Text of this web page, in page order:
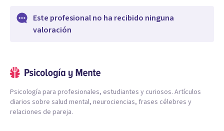
Este profesional no ha recibido ninguna
valoración
Psicología para profesionales, estudiantes y curiosos. Artículos
diarios sobre salud mental, neurociencias, frases célebres y
relaciones de pareja.